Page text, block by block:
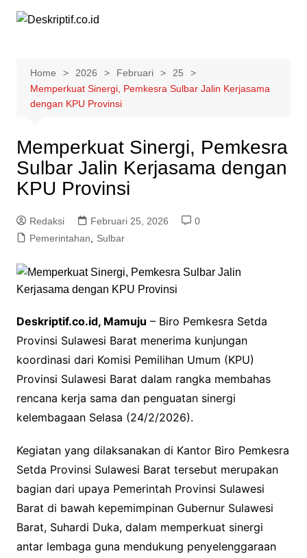
Home 2026 Februari
25
Memperkuat Sinergi, Pemkesra Sulbar Jalin Kerjasama
dengan KPU Provinsi
Memperkuat Sinergi, Pemkesra
Sulbar Jalin Kerjasama dengan
KPU Provinsi
Redaksi Februari 25, 2026
0
Pemerintahan, Sulbar
Deskriptif.co.id, Mamuju – Biro Pemkesra Setda
Provinsi Sulawesi Barat menerima kunjungan
koordinasi dari Komisi Pemilihan Umum (KPU)
Provinsi Sulawesi Barat dalam rangka membahas
rencana kerja sama dan penguatan sinergi
kelembagaan Selasa (24/2/2026).
Kegiatan yang dilaksanakan di Kantor Biro Pemkesra
Setda Provinsi Sulawesi Barat tersebut merupakan
bagian dari upaya Pemerintah Provinsi Sulawesi
Barat di bawah kepemimpinan Gubernur Sulawesi
Barat, Suhardi Duka, dalam memperkuat sinergi
antar lembaga guna mendukung penyelenggaraan